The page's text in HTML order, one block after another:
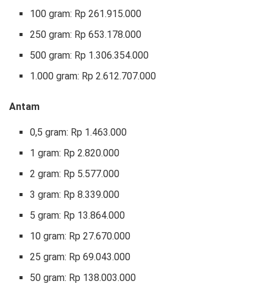
‎100 gram: Rp 261.915.000‎
250 gram: Rp 653.178.000
‎500 gram: Rp 1.306.354.000
‎1.000 gram: Rp 2.612.707.000
Antam
0,5 gram: Rp 1.463.000‎
1 gram: Rp 2.820.000‎
2 gram: Rp 5.577.000
3 gram: Rp 8.339.000‎
5 gram: Rp 13.864.000
10 gram: Rp 27.670.000
‎25 gram: Rp 69.043.000
‎50 gram: Rp 138.003.000